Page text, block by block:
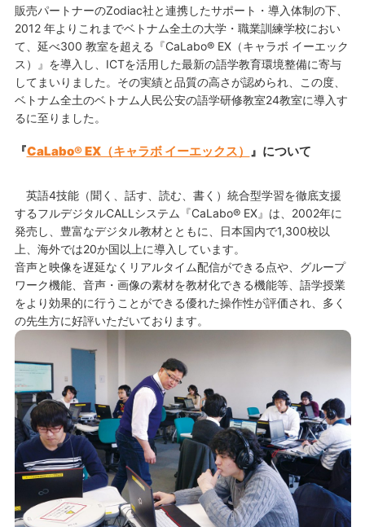
販売パートナーのZodiac社と連携したサポート・導入体制の下、
2012 年よりこれまでベトナム全土の大学・職業訓練学校におい
て、延べ300 教室を超える『CaLabo® EX（キャラボ イーエック
ス）』を導入し、ICTを活用した最新の語学教育環境整備に寄与
してまいりました。その実績と品質の高さが認められ、この度、
ベトナム全土のベトナム人民公安の語学研修教室24教室に導入す
るに至りました。
『CaLabo® EX（キャラボ イーエックス） 』について
英語4技能（聞く、話す、読む、書く）統合型学習を徹底支援
するフルデジタルCALLシステム『CaLabo® EX』は、2002年に
発売し、豊富なデジタル教材とともに、日本国内で1,300校以
上、海外では20か国以上に導入しています。
音声と映像を遅延なくリアルタイム配信ができる点や、グループ
ワーク機能、音声・画像の素材を教材化できる機能等、語学授業
をより効果的に行うことができる優れた操作性が評価され、多く
の先生方に好評いただいております。